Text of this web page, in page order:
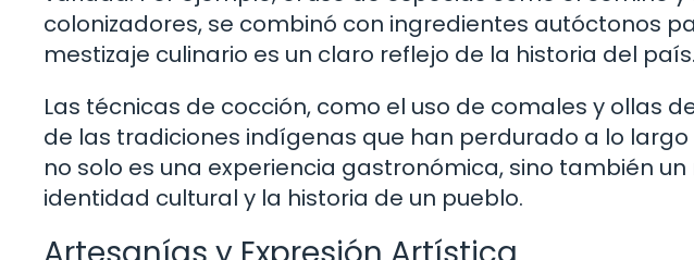
colonizadores, se combinó con ingredientes autóctonos
mestizaje culinario es un claro reflejo de la historia del país.
Las técnicas de cocción, como el uso de comales y ollas
de las tradiciones indígenas que han perdurado a lo
no solo es una experiencia gastronómica, sino también
identidad cultural y la historia de un pueblo.